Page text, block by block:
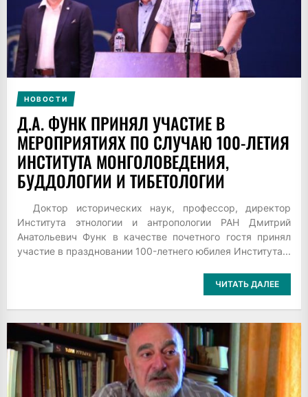
НОВОСТИ
Д.А. ФУНК ПРИНЯЛ УЧАСТИЕ В
МЕРОПРИЯТИЯХ ПО СЛУЧАЮ 100-ЛЕТИЯ
ИНСТИТУТА МОНГОЛОВЕДЕНИЯ,
БУДДОЛОГИИ И ТИБЕТОЛОГИИ
Доктор исторических наук, профессор, директор
Института этнологии и антропологии РАН Дмитрий
Анатольевич Функ в качестве почетного гостя принял
участие в праздновании 100-летнего юбилея Института...
ЧИТАТЬ ДАЛЕЕ